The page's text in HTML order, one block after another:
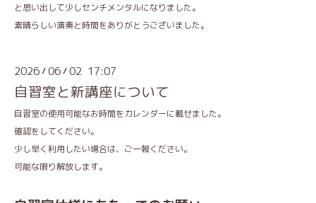
と思い出して少しセンチメンタルになりました。
素晴らしい演奏と時間をありがとうございました。
2026/06/02 17:07
自習室と新講座について
自習室の使用可能なお時間をカレンダーに載せました。
確認をしてください。
少し早く利用したい場合は、ご一報ください。
可能な限り解放します。